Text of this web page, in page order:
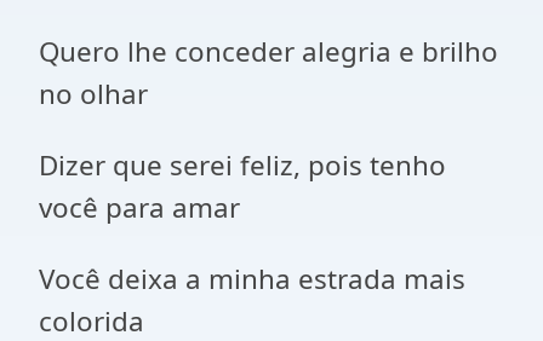
Quero lhe conceder alegria e brilho
no olhar
Dizer que serei feliz, pois tenho
você para amar
Você deixa a minha estrada mais
colorida